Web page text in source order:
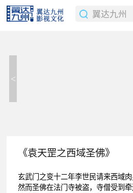
<
《袁天罡之西域圣佛》
玄武门之变十二年李世民请来西域肉
然而圣佛在法门寺被盗，寺僧受到